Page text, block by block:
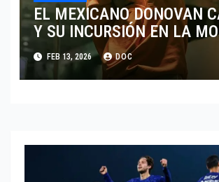
EL MEXICANO DONOVAN
Y SU INCURSIÓN EN LA
CALVIN KLEIN
FEB 13, 2026 DOC